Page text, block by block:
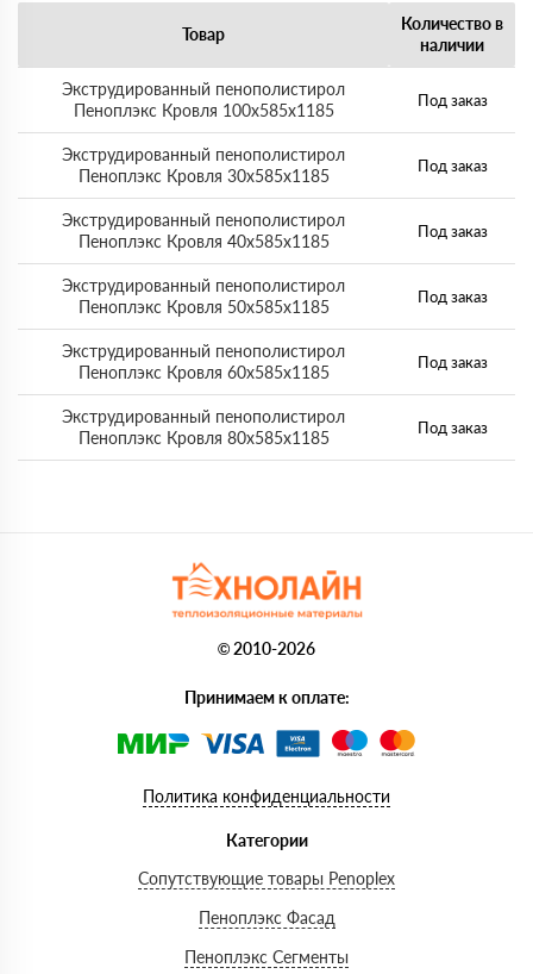
Товар
Количество в
наличии
Экструдированный пенополистирол
Пеноплэкс Кровля 100х585х1185
Под заказ
Экструдированный пенополистирол
Пеноплэкс Кровля 30х585х1185
Под заказ
Экструдированный пенополистирол
Пеноплэкс Кровля 40х585х1185
Под заказ
Экструдированный пенополистирол
Пеноплэкс Кровля 50х585х1185
Под заказ
Экструдированный пенополистирол
Пеноплэкс Кровля 60х585х1185
Под заказ
Экструдированный пенополистирол
Пеноплэкс Кровля 80х585х1185
Под заказ
© 2010-2026
Принимаем к оплате:
Политика конфиденциальности
Категории
Сопутствующие товары Penoplex
Пеноплэкс Фасад
Пеноплэкс Сегменты